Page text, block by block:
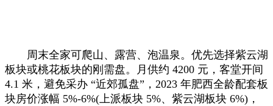
周末全家可爬山、露营、泡温泉。优先选择紫云湖
板块或桃花板块的刚需盘。月供约 4200 元，客堂开间
4.1 米，避免采办 “近郊孤盘”，2023 年肥西全龄配套板
块房价涨幅 5%-6%(上派板块 5%、紫云湖板块 6%)，